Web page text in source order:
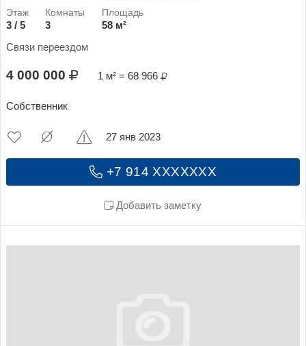
3 / 5 3
58 м²
Связи переездом
4 000 000 1 м² = 68 966
Собственник
+7 914 XXXXXXX
Добавить заметку
27 янв 2023